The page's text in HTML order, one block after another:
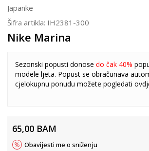
Japanke
Šifra artikla: IH2381-300
Nike Marina
Sezonski popusti donose do čak 40%
modele ljeta. Popust se obračunava
cjelokupnu ponudu možete pogledati
65,00 BAM
Obavijesti me o sniženju